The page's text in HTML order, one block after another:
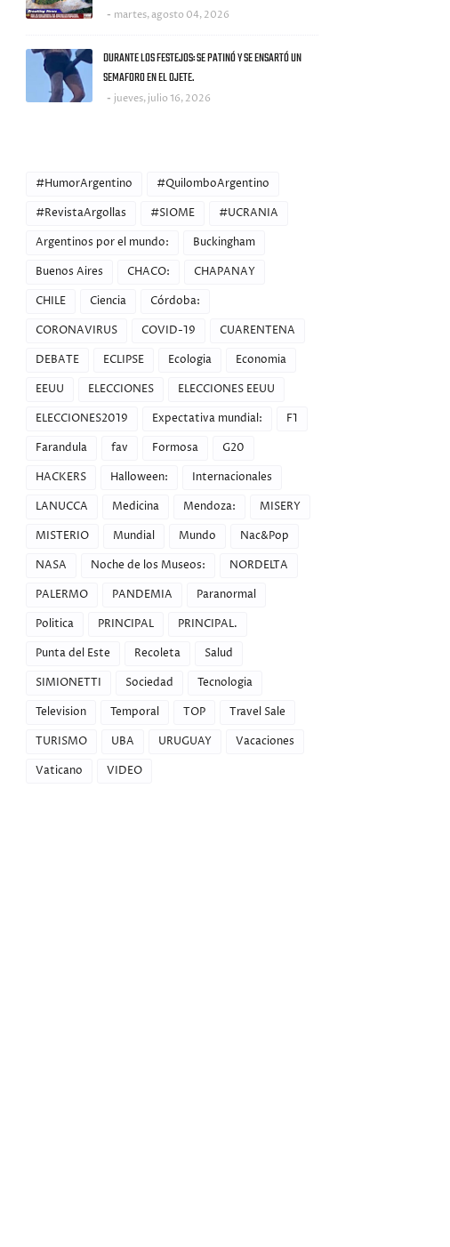
martes, agosto 04, 2026
DURANTE LOS FESTEJOS: SE PATINÓ Y SE ENSARTÓ UN
SEMAFORO EN EL OJETE.
jueves, julio 16, 2026
#HumorArgentino
#QuilomboArgentino
#RevistaArgollas
#SIOME
#UCRANIA
Argentinos por el mundo:
Buckingham
Buenos Aires
CHACO:
CHAPANAY
CHILE
Ciencia
Córdoba:
CORONAVIRUS
COVID-19
CUARENTENA
DEBATE
ECLIPSE Ecologia
Economia
EEUU
ELECCIONES
ELECCIONES EEUU
ELECCIONES2019
Expectativa mundial:
F1
Farandula
fav Formosa
G20
HACKERS
Halloween:
Internacionales
LANUCCA
Medicina Mendoza:
MISERY
MISTERIO
Mundial Mundo
Nac&Pop
NASA
Noche de los Museos:
NORDELTA
PALERMO
PANDEMIA
Paranormal
Politica
PRINCIPAL
PRINCIPAL.
Punta del Este
Recoleta
Salud
SIMIONETTI
Sociedad
Tecnologia
Television
Temporal TOP
Travel Sale
TURISMO
UBA URUGUAY
Vacaciones
Vaticano
VIDEO